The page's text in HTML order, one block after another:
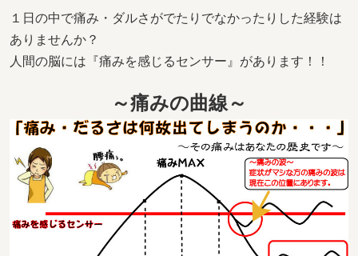
１日の中で痛み・ダルさがでたりでなかったりした経験は
ありませんか？
人間の脳には『痛みを感じるセンサー』があります！！
～痛みの曲線～